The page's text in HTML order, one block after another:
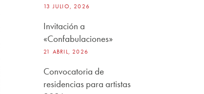
13 JULIO, 2026
Invitación a
«Confabulaciones»
21 ABRIL, 2026
Convocatoria de
residencias para artistas